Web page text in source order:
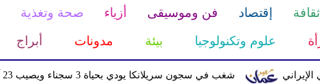
ثقافة إقتصاد فن وموسيقى أزياء صحة وتغذية
علوم وتكنولوجيا بيئة مدونات أبراج
شغب في سجون سريلانكا يودي بحياة 3 سجناء ويصيب 23 آخرين